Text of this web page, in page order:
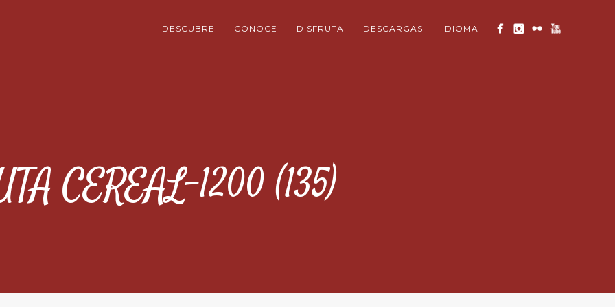
DESCUBRE CONOCE DISFRUTA DESCARGAS IDIOMA
CEREAL-1200 (135)